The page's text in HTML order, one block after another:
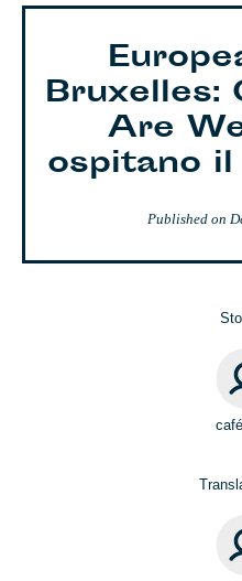
Bruxelles:
Are
ospitano
Published on